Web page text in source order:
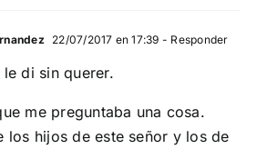
22/07/2017 en 17:39 - Responder
le di sin querer.
me preguntaba una cosa.
los hijos de este señor y los de